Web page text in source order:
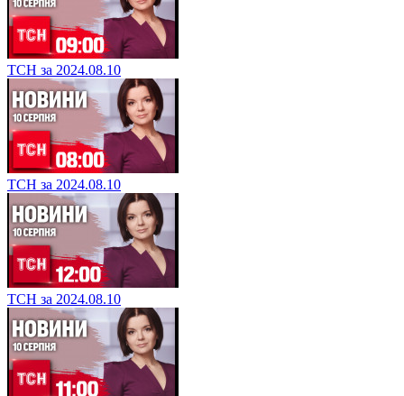
ТСН за 2024.08.10
ТСН за 2024.08.10
ТСН за 2024.08.10